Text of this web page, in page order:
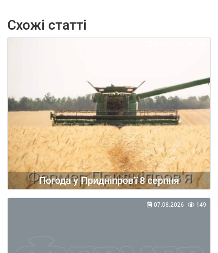
Схожі статті
Погода у Придніпров'ї 8 серпня
07.08.2026 149